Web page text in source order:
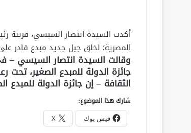
أكدت السيدة انتصار السيسي، قرينة
المصرية؛ لخلق جيل جديد مبدع قادر
وقالت السيدة انتصار السيسي –
جائزة الدولة للمبدع الصغير، تحت
الثقافة – إن جائزة الدولة
شارك هذا الموضوع:
فيس بوك X